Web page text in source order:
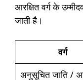
आरक्षित वर्ग के
जाती है।
वर्ग
अनुसूचित जाति /